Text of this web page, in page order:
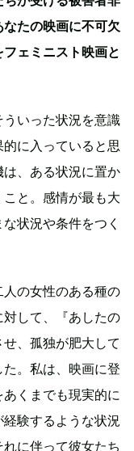
たの映画に不可欠
ェミニスト映画と
ういった状況を意識
に入っていると思
、ある状況に置か
と。感情が最も大
状況や条件をつく
の女性のある種の
して、『あしたの
、孤独が肥大して
。私は、映画に登
くまでも現実的に
験するような状況
に伴って彼女たち